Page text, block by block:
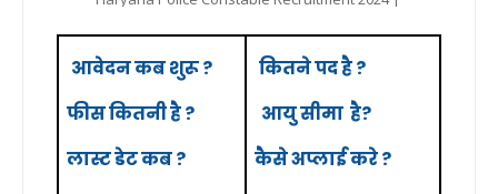
आवेदन कब शुरू ?
फीस कितनी है ?
लास्टडेटकब ?
कितने पद है ?
आयुसीमा है?
कैसे अप्लाई करे ?